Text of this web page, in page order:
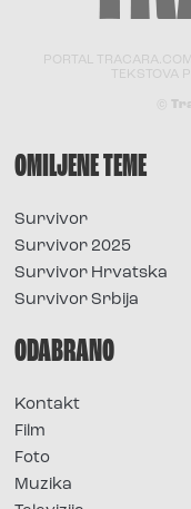
PORTAL
TEKSTOVA
©
OMILJENE TEME
Survivor
Survivor 2025
Survivor Hrvatska
Survivor Srbija
ODABRANO
Kontakt
Film
Foto
Muzika